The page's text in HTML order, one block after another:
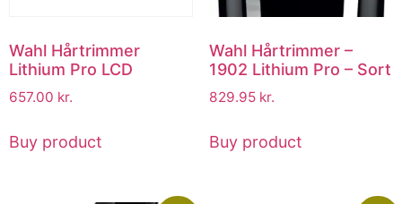
Wahl Hårtrimmer
Lithium Pro LCD
657.00 kr.
Buy product
Wahl Hårtrimmer –
1902 Lithium Pro – Sort
829.95 kr.
Buy product